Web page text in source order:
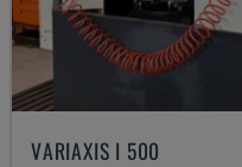
VARIAXIS I 500